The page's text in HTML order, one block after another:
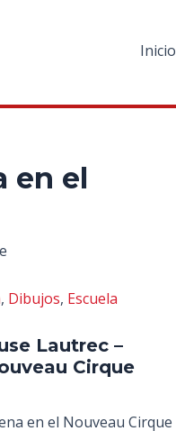
Inicio
en el
, Dibujos, Escuela
Lautrec –
Cirque
en el Nouveau Cirque